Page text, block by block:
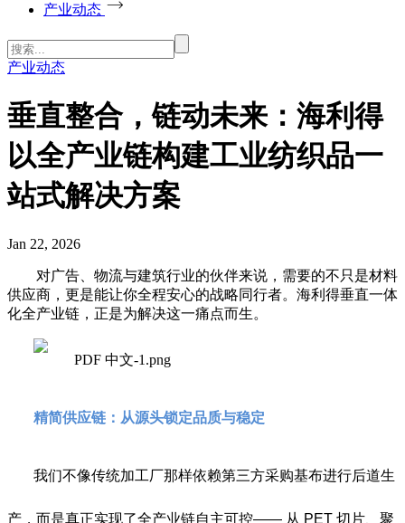
产业动态
产业动态
垂直整合，链动未来：海利得
以全产业链构建工业纺织品一
站式解决方案
Jan 22, 2026
对广告、物流与建筑行业的伙伴来说，需要的不只是材料
供应商，更是能让你全程安心的战略同行者。海利得垂直一体
化全产业链，正是为解决这一痛点而生。
精简供应链：从源头锁定品质与稳定
我们不像传统加工厂那样依赖第三方采购基布进行后道生
产，而是真正实现了全产业链自主可控—— 从 PET 切片、聚